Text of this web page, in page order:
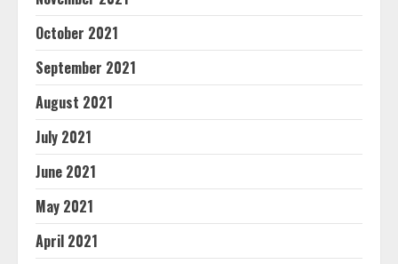
October 2021
September 2021
August 2021
July 2021
June 2021
May 2021
April 2021